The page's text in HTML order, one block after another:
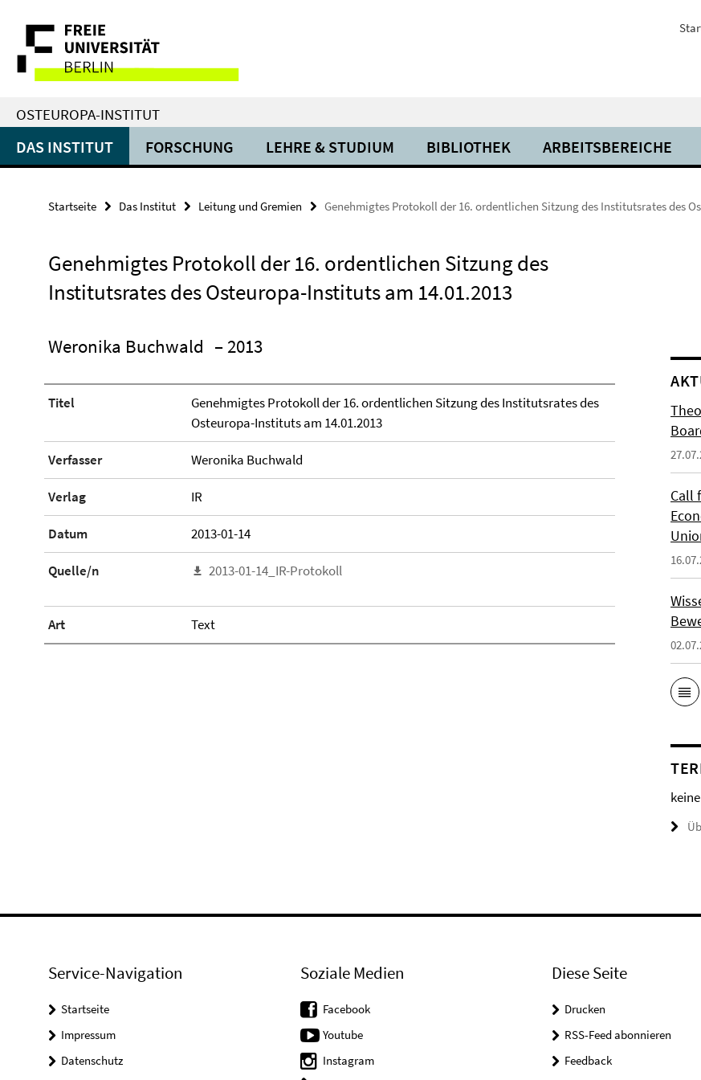
direkt
Inhalt
Service-
Navigation
OSTEUROPA-INSTITUT
DAS INSTITUT FORSCHUNG LEHRE & STUDIUM BIBLIOTHEK ARBEITSBEREICHE
Startseite Das Institut Leitung und Gremien Genehmigtes Protokoll der 16. ordentlichen Sitzung des Institutsrates des
Genehmigtes Protokoll der 16. ordentlichen Sitzung des
Institutsrates des Osteuropa-Instituts am 14.01.2013
Weronika Buchwald – 2013
Titel
Genehmigtes Protokoll der 16. ordentlichen Sitzung des Institutsrates des
Osteuropa-Instituts am 14.01.2013
Verfasser Weronika Buchwald
Verlag IR
Datum 2013-01-14
Quelle/n 2013-01-14_IR-Protokoll
Art Text
Call
Service-Navigation
Startseite
Impressum
Datenschutz
Soziale Medien
Facebook
Youtube
Instagram
Diese Seite
Drucken
RSS-Feed abonnieren
Feedback